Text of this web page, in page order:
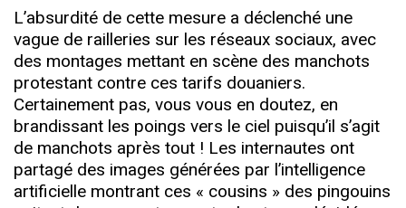
L’absurdité de cette mesure a déclenché une
vague de railleries sur les réseaux sociaux, avec
des montages mettant en scène des manchots
protestant contre ces tarifs douaniers.
Certainement pas, vous vous en doutez, en
brandissant les poings vers le ciel puisqu’il s’agit
de manchots après tout ! Les internautes ont
partagé des images générées par l’intelligence
artificielle montrant ces « cousins » des pingouins